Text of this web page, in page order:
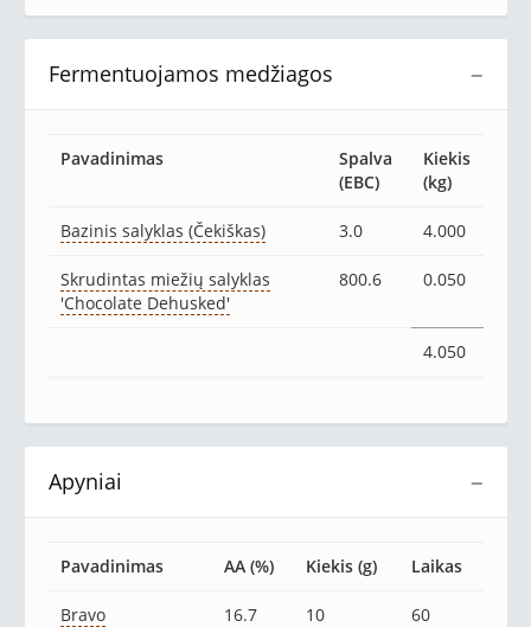
−
Fermentuojamos medžiagos
Pavadinimas
Spalva
(EBC)
Kiekis
(kg)
Bazinis salyklas (Čekiškas) 3.0 4.000
Skrudintas miežių salyklas
'Chocolate Dehusked'
800.6 0.050
4.050
−
Apyniai
Pavadinimas AA (%) Kiekis (g) Laikas
Bravo 16.7 10 60